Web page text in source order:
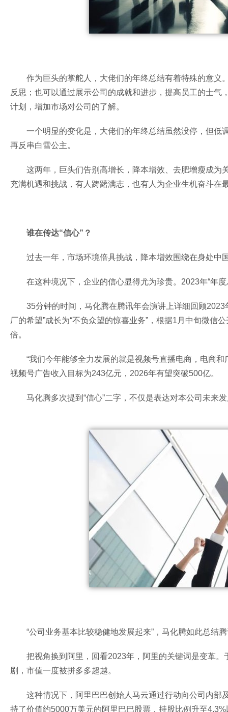
作为巨头的掌舵人，大佬们的年终总结有着特殊的意义
反思；也可以通过展示公司的成就和进步，提高员工的士
计划，增加市场对公司的了解。
一个明显的变化是，大佬们的年终总结虽然没停，但低
再反串白雪公主。
这两年，巨头们告别高增长，降本增效、去肥增瘦成为
充满机遇和挑战，有人踌躇满志，也有人为企业生机奋斗在
谁在传达“信心”？
过去一年，市场环境倍具挑战，降本增效围绕在身处中
在这种境况下，企业的信心显得尤为珍贵。2023年“年
35分钟的时间，马化腾在腾讯年会演讲上详细回顾
厂的希望”成长为“不负众望的惊喜业务”，根据1月中旬微信
倍。
“我们今年能够全力发展的就是视频号直播电商，电商
视频号广告收入目标为243亿元，2026年有望突破500亿。
马化腾多次提到“信心”二字，不仅是表达对本公司未来
“公司业务基本比较稳健地发展起来”，马化腾如此总结
把视角换到阿里，回看2023年，阿里的关键词是变革
剧，市值一度被拼多多超越。
这种情况下，阿里巴巴创始人马云通过行动向公司内
持了价值约5000万美元的阿里巴巴股票，持股比例升至